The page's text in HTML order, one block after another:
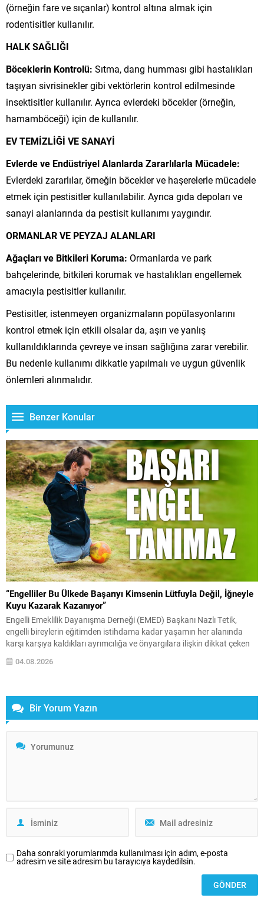
(örneğin fare ve sıçanlar) kontrol altına almak için
rodentisitler kullanılır.
HALK SAĞLIĞI
Böceklerin Kontrolü: Sıtma, dang humması gibi hastalıkları
taşıyan sivrisinekler gibi vektörlerin kontrol edilmesinde
insektisitler kullanılır. Ayrıca evlerdeki böcekler (örneğin,
hamamböceği) için de kullanılır.
EV TEMİZLİĞİ VE SANAYİ
Evlerde ve Endüstriyel Alanlarda Zararlılarla Mücadele:
Evlerdeki zararlılar, örneğin böcekler ve haşerelerle mücadele
etmek için pestisitler kullanılabilir. Ayrıca gıda depoları ve
sanayi alanlarında da pestisit kullanımı yaygındır.
ORMANLAR VE PEYZAJ ALANLARI
Ağaçları ve Bitkileri Koruma: Ormanlarda ve park
bahçelerinde, bitkileri korumak ve hastalıkları engellemek
amacıyla pestisitler kullanılır.
Pestisitler, istenmeyen organizmaların popülasyonlarını
kontrol etmek için etkili olsalar da, aşırı ve yanlış
kullanıldıklarında çevreye ve insan sağlığına zarar verebilir.
Bu nedenle kullanımı dikkatle yapılmalı ve uygun güvenlik
önlemleri alınmalıdır.
Benzer Konular
“Engelliler Bu Ülkede Başarıyı Kimsenin Lütfuyla Değil, İğneyle
Kuyu Kazarak Kazanıyor”
Engelli Emeklilik Dayanışma Derneği (EMED) Başkanı Nazlı Tetik,
engelli bireylerin eğitimden istihdama kadar yaşamın her alanında
karşı karşıya kaldıkları ayrımcılığa ve önyargılara ilişkin dikkat çeken
açıklamalarda bulundu. Tetik, engelli bireylerin elde ettikleri başarıların
çoğu zaman yeterince takdir edilmediğini belirterek, “Engelliler bu
04.08.2026
Bir Yorum Yazın
Daha sonraki yorumlarımda kullanılması için adım, e-posta
adresim ve site adresim bu tarayıcıya kaydedilsin.